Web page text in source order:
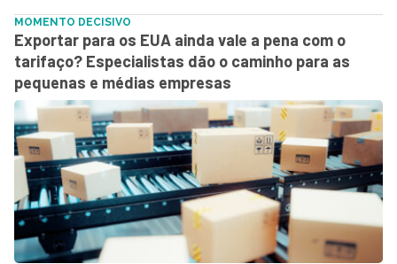
MOMENTO DECISIVO
Exportar para os EUA ainda vale a pena com o
tarifaço? Especialistas dão o caminho para as
pequenas e médias empresas